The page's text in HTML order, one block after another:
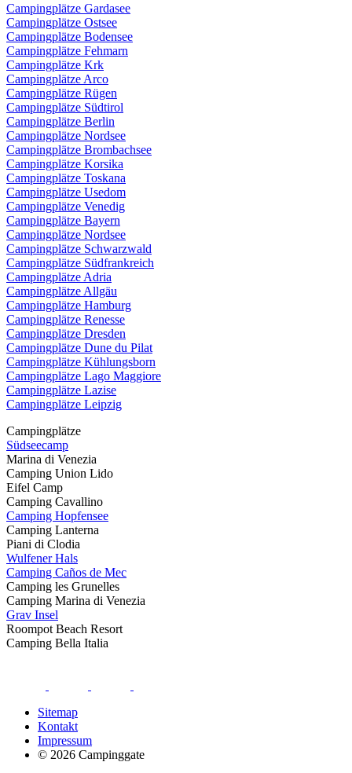
Campingplätze Gardasee
Campingplätze Ostsee
Campingplätze Bodensee
Campingplätze Fehmarn
Campingplätze Krk
Campingplätze Arco
Campingplätze Rügen
Campingplätze Südtirol
Campingplätze Berlin
Campingplätze Nordsee
Campingplätze Brombachsee
Campingplätze Korsika
Campingplätze Toskana
Campingplätze Usedom
Campingplätze Venedig
Campingplätze Bayern
Campingplätze Nordsee
Campingplätze Schwarzwald
Campingplätze Südfrankreich
Campingplätze Adria
Campingplätze Allgäu
Campingplätze Hamburg
Campingplätze Renesse
Campingplätze Dresden
Campingplätze Dune du Pilat
Campingplätze Kühlungsborn
Campingplätze Lago Maggiore
Campingplätze Lazise
Campingplätze Leipzig
Campingplätze
Südseecamp
Marina di Venezia
Camping Union Lido
Eifel Camp
Camping Cavallino
Camping Hopfensee
Camping Lanterna
Piani di Clodia
Wulfener Hals
Camping Caños de Mec
Camping les Grunelles
Camping Marina di Venezia
Grav Insel
Roompot Beach Resort
Camping Bella Italia
Sitemap
Kontakt
Impressum
© 2026 Campinggate